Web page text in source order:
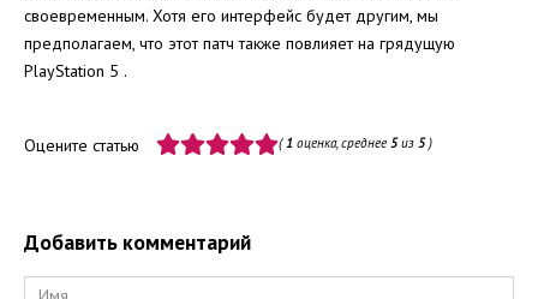
своевременным. Хотя его интерфейс будет другим, мы
предполагаем, что этот патч также повлияет на грядущую
PlayStation 5 .
Оцените статью ( 1 оценка, среднее 5из 5)
Добавить комментарий
Имя